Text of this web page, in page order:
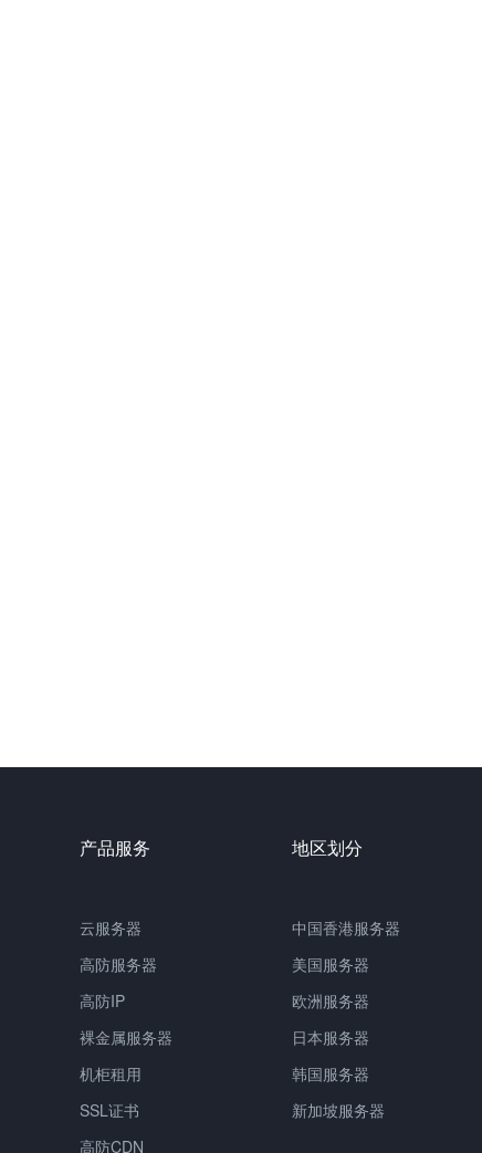
产品服务
云服务器
高防服务器
高防IP
裸金属服务器
机柜租用
SSL证书
高防CDN
地区划分
中国香港服务器
美国服务器
欧洲服务器
日本服务器
韩国服务器
新加坡服务器